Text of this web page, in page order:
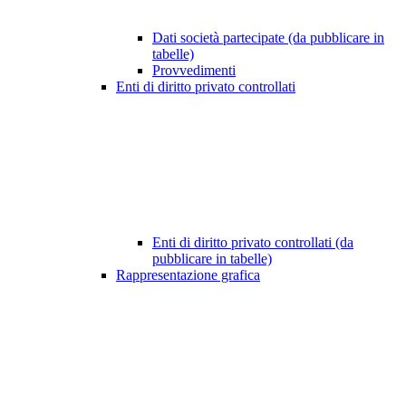
Dati società partecipate (da pubblicare in
tabelle)
Provvedimenti
Enti di diritto privato controllati
Enti di diritto privato controllati (da
pubblicare in tabelle)
Rappresentazione grafica